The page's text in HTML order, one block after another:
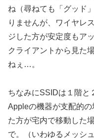
ね（尋ねても「グッド
りませんが、ワイヤレ
ジした方が安定度もア
クライアントから見た
ねぇ…。
ちなみにSSIDは１階と
Appleの機器が支配的
た方が宅内で移動した
で。（いわゆるメッシ